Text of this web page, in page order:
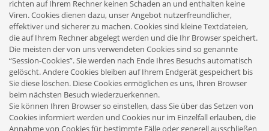
richten auf Ihrem Rechner keinen Schaden an und enthalten keine
Viren. Cookies dienen dazu, unser Angebot nutzerfreundlicher,
effektiver und sicherer zu machen. Cookies sind kleine Textdateien,
die auf Ihrem Rechner abgelegt werden und die Ihr Browser speichert.
Die meisten der von uns verwendeten Cookies sind so genannte
“Session-Cookies”. Sie werden nach Ende Ihres Besuchs automatisch
gelöscht. Andere Cookies bleiben auf Ihrem Endgerät gespeichert bis
Sie diese löschen. Diese Cookies ermöglichen es uns, Ihren Browser
beim nächsten Besuch wiederzuerkennen.
Sie können Ihren Browser so einstellen, dass Sie über das Setzen von
Cookies informiert werden und Cookies nur im Einzelfall erlauben, die
Annahme von Cookies für bestimmte Fälle oder generell ausschließen